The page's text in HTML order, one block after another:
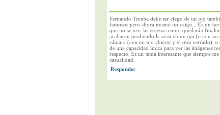
Fernando Trueba debe ser ciego de un ojo
famosos pero ahora mismo no caigo... Es un
que no se ven las escenas como quedarán
acabasen perdiendo la vista en un ojo (o con
cámara (con un ojo abierto y el otro cerrado); o
de una capacidad única para ver las imágenes
respecto. Es un tema interesante que siempre
casualidad.